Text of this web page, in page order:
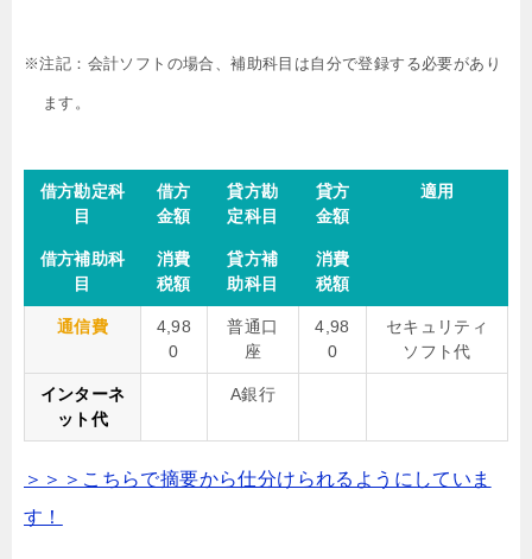
※注記：会計ソフトの場合、補助科目は自分で登録する必要があり
ます。
借方勘定科
目
借方
金額
貸方勘
定科目
貸方
金額
適用
借方補助科
目
消費
税額
貸方補
助科目
消費
税額
通信費
4,98
0
普通口
座
4,98
0
セキュリティ
ソフト代
インターネ
ット代
A銀行
＞＞＞こちらで摘要から仕分けられるようにしていま
す！